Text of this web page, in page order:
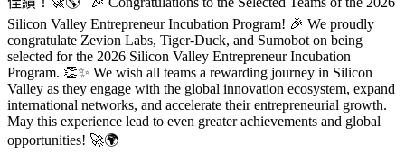
Silicon Valley Entrepreneur Incubation Program! 🎉 We proudly
congratulate Zevion Labs, Tiger-Duck, and Sumobot on being
selected for the 2026 Silicon Valley Entrepreneur Incubation
Program. 👏✨ We wish all teams a rewarding journey in Silicon
Valley as they engage with the global innovation ecosystem, expand
international networks, and accelerate their entrepreneurial growth.
May this experience lead to even greater achievements and global
opportunities! 🚀🌍